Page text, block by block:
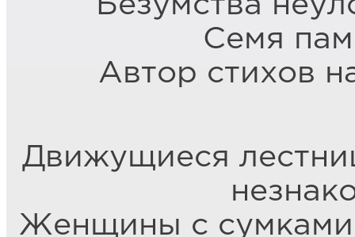
Семя
Автор стихов
Движущиеся
Женщины с